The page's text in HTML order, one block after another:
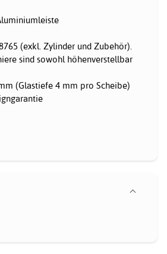
(exkl. Zylinder und Zubehör).
sind sowohl höhenverstellbar
(Glastiefe 4 mm pro Scheibe)